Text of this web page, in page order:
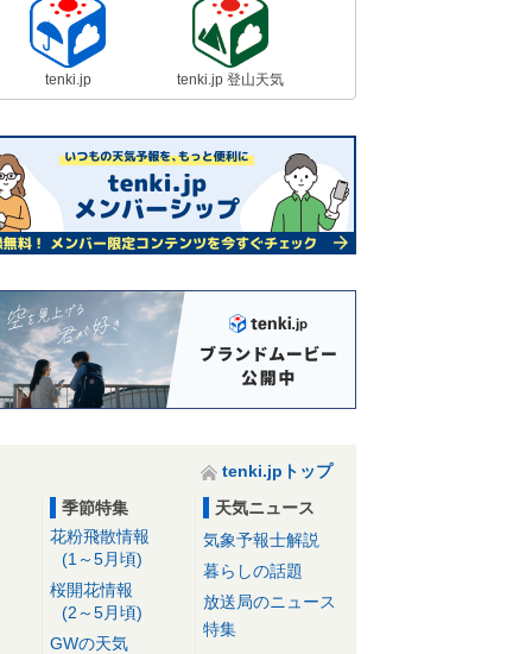
tenki.jp tenki.jp 登山天気
tenki.jpトップ
季節特集
花粉飛散情報
(1～5月頃)
桜開花情報
(2～5月頃)
GWの天気
天気ニュース
気象予報士解説
暮らしの話題
放送局のニュース
特集